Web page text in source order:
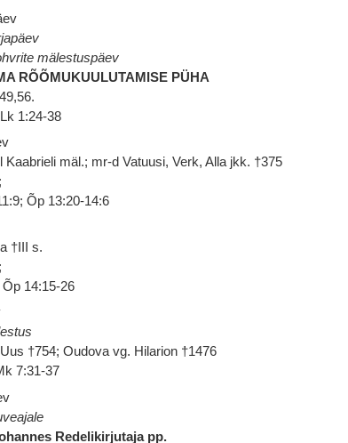
mälestuspäev
RÕÕMUKUULUTAMISE PÜHA
1:24-38
Kaabrieli mäl.; mr-d Vatuusi, Verk, Alla jkk. †375
Õp 13:20-14:6
†III s.
14:15-26
†754; Oudova vg. Hilarion †1476
7:31-37
Redelikirjutaja pp.